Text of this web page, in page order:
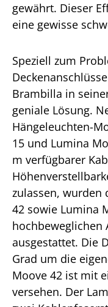
gewährt. Dieser
eine gewisse
Speziell zum
Brambilla in
geniale Lösung.
Hängeleuchten-
15 und Lumina
m verfügbarer
zulassen, wurden
42 sowie Lumina
hochbeweglichen
ausgestattet. Die
Grad um die
Moove 42 ist mit
versehen. Der